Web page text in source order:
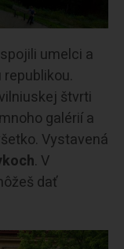
umelci a
štvrti
galérií a
Vystavená
. V
dať